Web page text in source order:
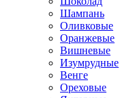
Шампань
Оливковые
Оранжевые
Вишневые
Изумрудные
Венге
Ореховые